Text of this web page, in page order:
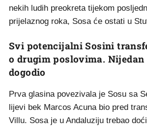
nekih ludih preokreta tijekom
prijelaznog roka, Sosa će ostati u
Svi potencijalni Sosini
o drugim poslovima. Nijedan
dogodio
Prva glasina povezivala je Sosu sa
lijevi bek Marcos Acuna bio pred
Villu. Sosa je u Andaluziju trebao